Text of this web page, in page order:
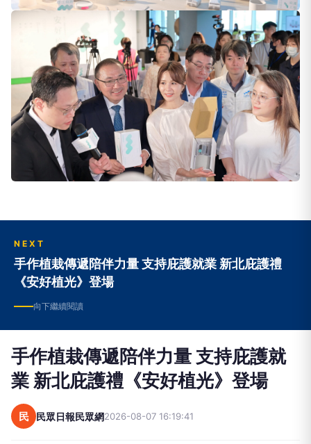
NEXT
手作植栽傳遞陪伴力量 支持庇護就業 新北庇護禮
《安好植光》登場
向下繼續閱讀
手作植栽傳遞陪伴力量 支持庇護就
業 新北庇護禮《安好植光》登場
民 民眾日報民眾網2026-08-07 16:19:41